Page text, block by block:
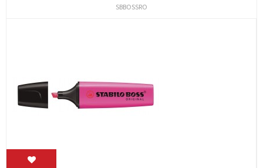
SBBOSSRO